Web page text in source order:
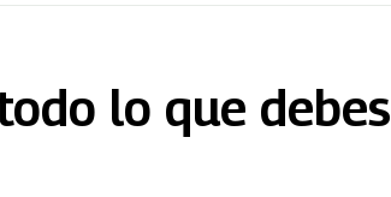
lo que debes